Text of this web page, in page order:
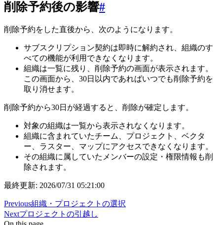
削除予約後の影響#
削除予約をした直後から、次のようになります。
サブスクリプション契約は即時に解約され、組織のす
べての機能が利用できなくなります。
組織は一覧に残り、削除予約の画面が表示されます。
この画面から、30日以内であればいつでも削除予約を
取り消せます。
削除予約から30日が経過すると、削除が確定します。
対象の組織は一覧から表示されなくなります。
組織に含まれていたチーム、プロジェクト、ベクタ
ー、ラスター、マップにアクセスできなくなります。
その組織に属していたメンバーの設定・権限情報も削
除されます。
最終更新: 2026/07/31 05:21:00
Previous組織・プロジェクトの選択
Nextプロジェクトの引越し